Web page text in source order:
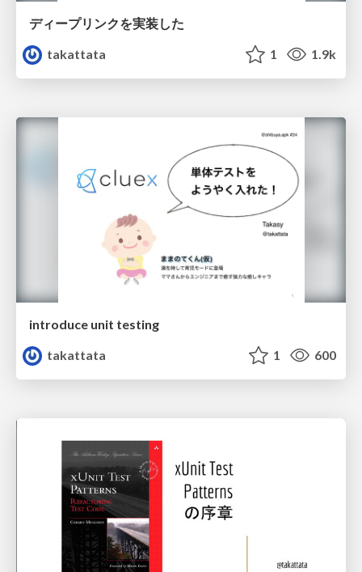
ディープリンクを実装した
takattata
1 1.9k
introduce unit testing
takattata
1 600